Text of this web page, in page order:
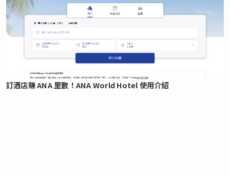
訂酒店賺 ANA 里數！ANA World Hotel 使用介紹